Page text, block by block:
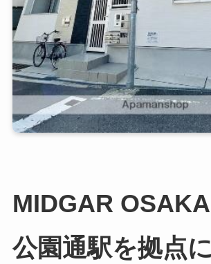
MIDGAR
公園通駅を拠点